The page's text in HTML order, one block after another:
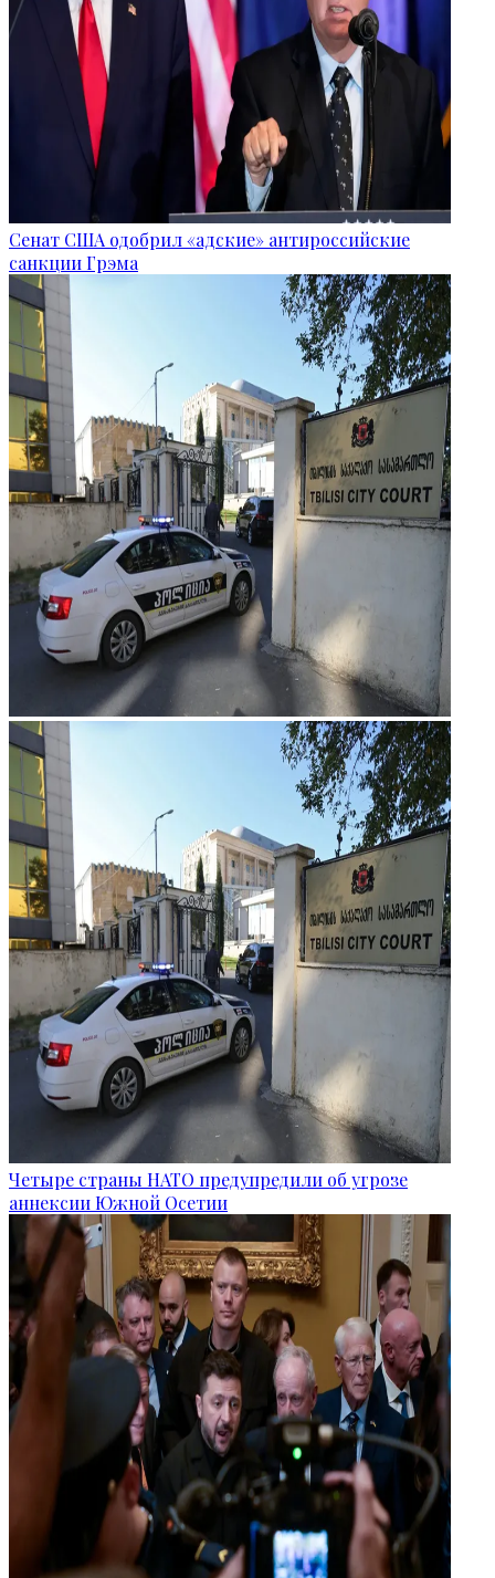
Сенат США одобрил «адские» антироссийские
санкции Грэма
Четыре страны НАТО предупредили об угрозе
аннексии Южной Осетии